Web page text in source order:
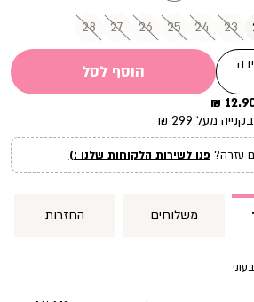
23
24
25
26
27
28
הוסף לסל
|
תומך
עמוד
מוצר
מעל 299 ₪
עזרה? פנו לשירות הלקוחות שלנו :)
משלוחים החזרות